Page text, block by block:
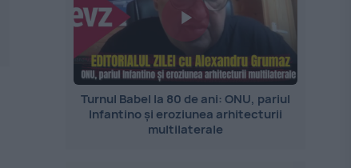
Turnul Babel la 80 de ani: ONU, pariul
Infantino și eroziunea arhitecturii
multilaterale